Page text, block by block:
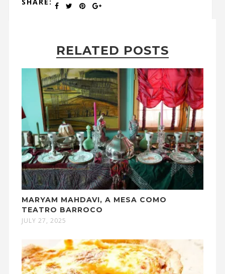
RELATED POSTS
MARYAM MAHDAVI, A MESA COMO
TEATRO BARROCO
JULY 27, 2025